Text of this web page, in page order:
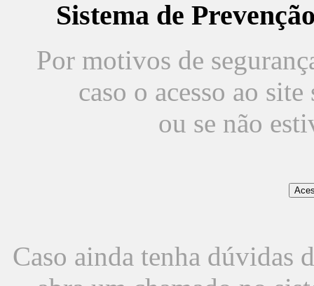
Sistema de
Por motivos de
caso o acesso ao
ou se não
Caso ainda tenha dúvidas